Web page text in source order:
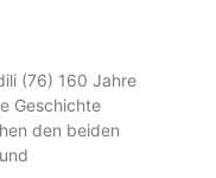
(76) 160 Jahre
Geschichte
den beiden